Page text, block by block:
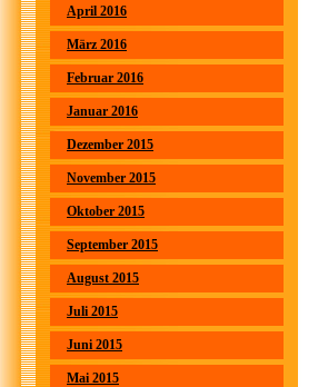
April 2016
März 2016
Februar 2016
Januar 2016
Dezember 2015
November 2015
Oktober 2015
September 2015
August 2015
Juli 2015
Juni 2015
Mai 2015